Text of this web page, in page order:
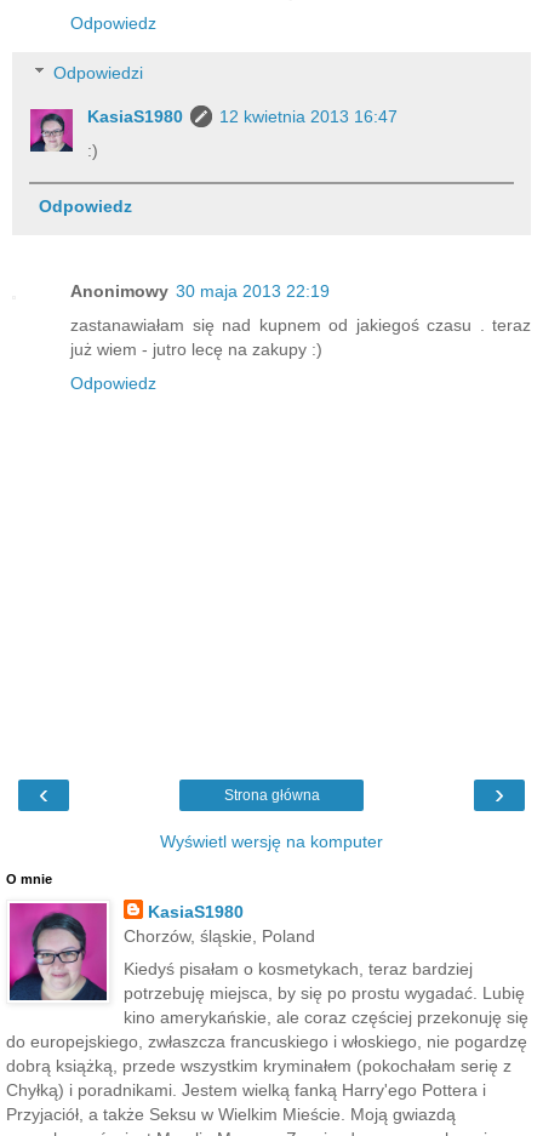
Odpowiedz
Odpowiedzi
KasiaS1980
12 kwietnia 2013 16:47
:)
Odpowiedz
Anonimowy 30 maja 2013 22:19
zastanawiałam się nad kupnem od jakiegoś czasu . teraz
już wiem - jutro lecę na zakupy :)
Odpowiedz
‹ ›
Strona główna
Wyświetl wersję na komputer
O mnie
KasiaS1980
Chorzów, śląskie, Poland
Kiedyś pisałam o kosmetykach, teraz bardziej
potrzebuję miejsca, by się po prostu wygadać. Lubię
kino amerykańskie, ale coraz częściej przekonuję się
do europejskiego, zwłaszcza francuskiego i włoskiego, nie pogardzę
dobrą książką, przede wszystkim kryminałem (pokochałam serię z
Chyłką) i poradnikami. Jestem wielką fanką Harry'ego Pottera i
Przyjaciół, a także Seksu w Wielkim Mieście. Moją gwiazdą